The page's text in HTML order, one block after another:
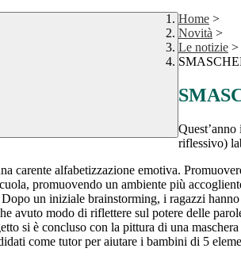
Home >
Novità >
Le notizie >
riflessivo)
carente alfabetizzazione emotiva.
promuovendo un ambiente più
un iniziale brainstorming, i ragazzi
avuto modo di riflettere sul potere delle
si è concluso con la pittura di una
come tutor per aiutare i bambini di 5